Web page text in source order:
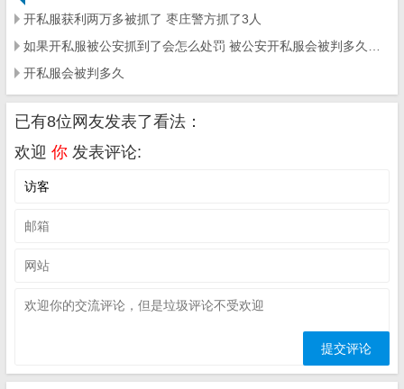
开私服获利两万多被抓了 枣庄警方抓了3人
开私服会被判多久
已有8位网友发表了看法：
欢迎 你 发表评论: